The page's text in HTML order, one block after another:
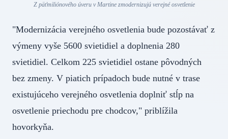
Z päťmiliónového úveru v Martine zmodernizujú verejné osvetlenie
"Modernizácia verejného osvetlenia bude pozostávať z
výmeny vyše 5600 svietidiel a doplnenia 280
svietidiel. Celkom 225 svietidiel ostane pôvodných
bez zmeny. V piatich prípadoch bude nutné v trase
existujúceho verejného osvetlenia doplniť stĺp na
osvetlenie priechodu pre chodcov," priblížila
hovorkyňa.